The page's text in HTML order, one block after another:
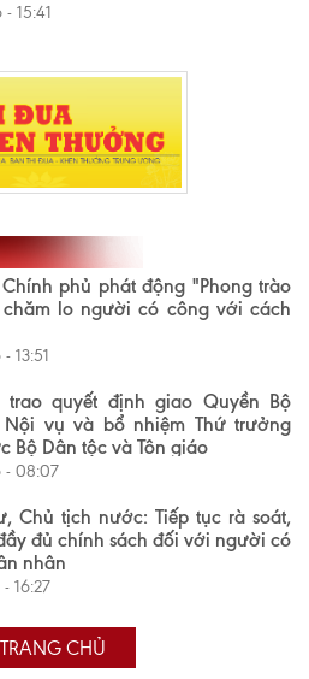
15:41
phủ phát động "Phong trào
lo người có công với cách
13:51
trao quyết định giao Quyền Bộ
vụ và bổ nhiệm Thứ trưởng
Bộ Dân tộc và Tôn giáo
08:07
Chủ tịch nước: Tiếp tục rà soát,
đủ chính sách đối với người có
nhân
16:27
CHỦ